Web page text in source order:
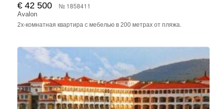
€ 42 500 № 1858411
Avalon
2х-комнатная квартира с мебелью в 200 метрах от пляжа.